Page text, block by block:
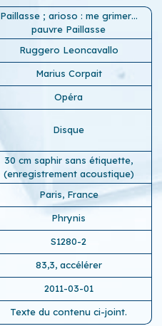
Paillasse ; arioso : me grimer…
pauvre Paillasse
Ruggero Leoncavallo
Marius Corpait
Opéra
Disque
30 cm saphir sans étiquette,
(enregistrement acoustique)
Paris, France
Phrynis
S1280-2
83,3, accélérer
2011-03-01
Texte du contenu ci-joint.